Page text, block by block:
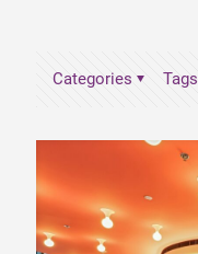
Categories Tags